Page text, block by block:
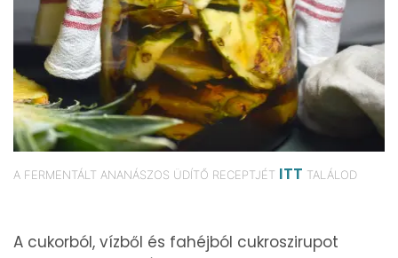
A FERMENTÁLT ANANÁSZOS ÜDÍTŐ RECEPTJÉT ITT TALÁLOD
A cukorból, vízből és fahéjból cukroszirupot